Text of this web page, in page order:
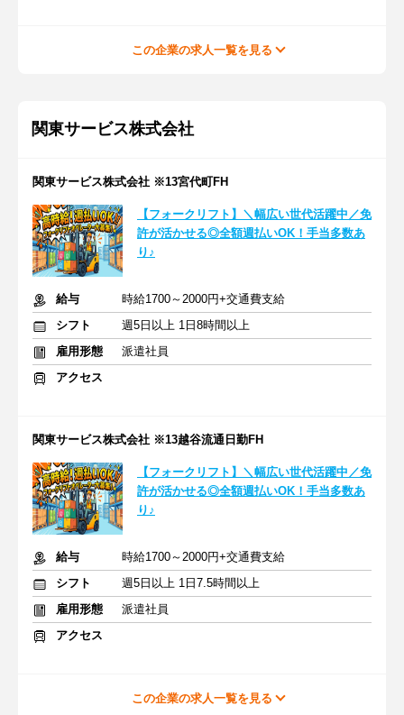
この企業の求人一覧を見る
関東サービス株式会社
関東サービス株式会社 ※13宮代町FH
【フォークリフト】＼幅広い世代活躍中／免
許が活かせる◎全額週払いOK！手当多数あ
り♪
給与
時給1700～2000円+交通費支給
シフト
週5日以上 1日8時間以上
雇用形態
派遣社員
アクセス
関東サービス株式会社 ※13越谷流通日勤FH
【フォークリフト】＼幅広い世代活躍中／免
許が活かせる◎全額週払いOK！手当多数あ
り♪
給与
時給1700～2000円+交通費支給
シフト
週5日以上 1日7.5時間以上
雇用形態
派遣社員
アクセス
この企業の求人一覧を見る